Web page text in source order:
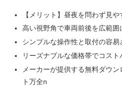
【メリット】昼夜を問わず見
高い視野角で車両前後を広範囲
シンプルな操作性と取付の容易
リーズナブルな価格帯でコス
メーカーが提供する無料ダウ
ト万全n